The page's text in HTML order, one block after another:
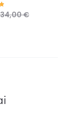
34,00€